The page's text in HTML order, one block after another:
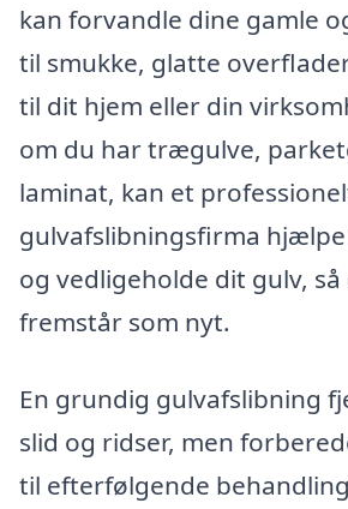
kan forvandle dine gamle
til smukke, glatte
til dit hjem eller din
om du har trægulve,
laminat, kan et
gulvafslibningsfirma
og vedligeholde dit gulv,
fremstår som nyt.
En grundig gulvafslibning
slid og ridser, men
til efterfølgende